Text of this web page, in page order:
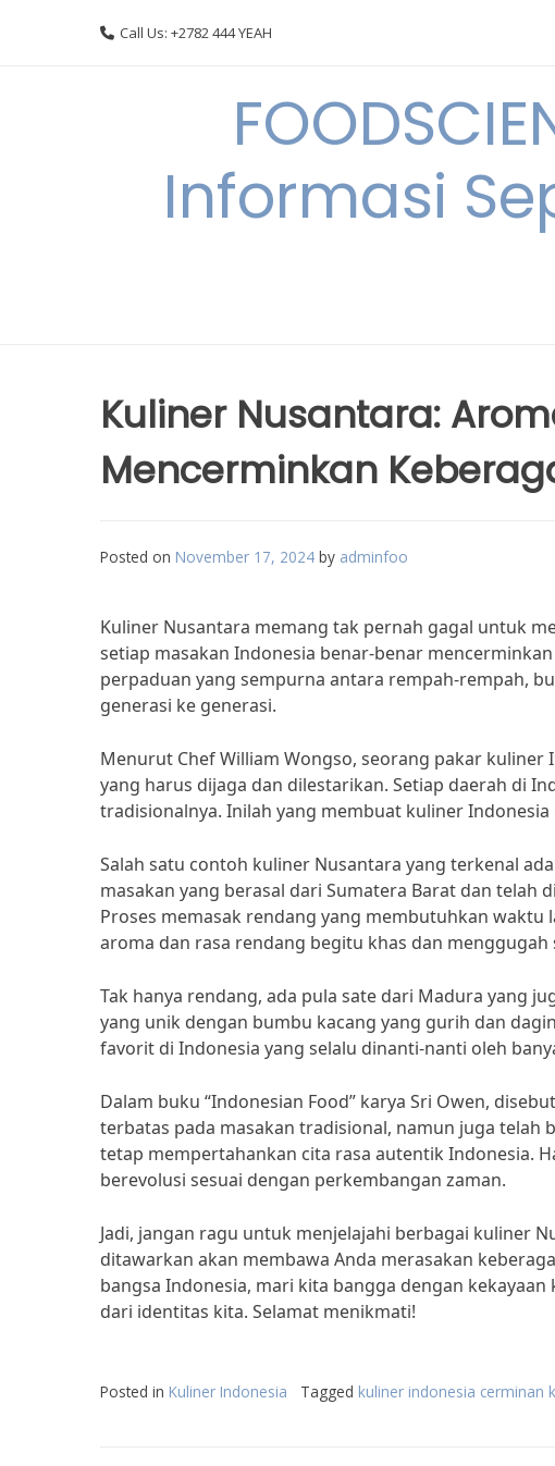
Call Us: +2782 444 YEAH
Informasi
Kuliner Nusantara:
Mencerminkan
Posted on November 17, 2024 by adminfoo
Kuliner Nusantara memang tak pernah gagal untuk
setiap masakan Indonesia benar-benar
perpaduan yang sempurna antara rempah-rempah,
generasi ke generasi.
Menurut Chef William Wongso, seorang pakar
yang harus dijaga dan dilestarikan. Setiap daerah di
tradisionalnya. Inilah yang membuat kuliner Indonesia
Salah satu contoh kuliner Nusantara yang terkenal
masakan yang berasal dari Sumatera Barat dan telah
Proses memasak rendang yang membutuhkan
aroma dan rasa rendang begitu khas dan menggugah
Tak hanya rendang, ada pula sate dari Madura yang
yang unik dengan bumbu kacang yang gurih dan
favorit di Indonesia yang selalu dinanti-nanti oleh
Dalam buku “Indonesian Food” karya Sri Owen,
terbatas pada masakan tradisional, namun juga telah
tetap mempertahankan cita rasa autentik Indonesia.
berevolusi sesuai dengan perkembangan zaman.
Jadi, jangan ragu untuk menjelajahi berbagai kuliner
ditawarkan akan membawa Anda merasakan
bangsa Indonesia, mari kita bangga dengan
dari identitas kita. Selamat menikmati!
Posted in Kuliner Indonesia Tagged kuliner indonesia cerminan